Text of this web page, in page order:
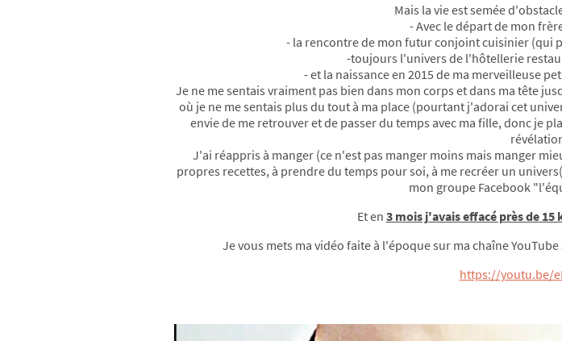
Mais la vie est semée
- Avec le départ de mon
- la rencontre de mon futur conjoint cuisinier (qui
-toujours l'univers de l'hôtellerie
- et la naissance en 2015 de ma merveilleuse
Je ne me sentais vraiment pas bien dans mon corps et dans ma tête
où je ne me sentais plus du tout à ma place (pourtant j'adorai cet
envie de me retrouver et de passer du temps avec ma fille, donc je
J'ai réappris à manger (ce n'est pas manger moins mais manger
propres recettes, à prendre du temps pour soi, à me recréer un
mon groupe Facebook
Et en 3 mois j'avais effacé près de 15
Je vous mets ma vidéo faite à l'époque sur ma chaîne
https://youtu.be/